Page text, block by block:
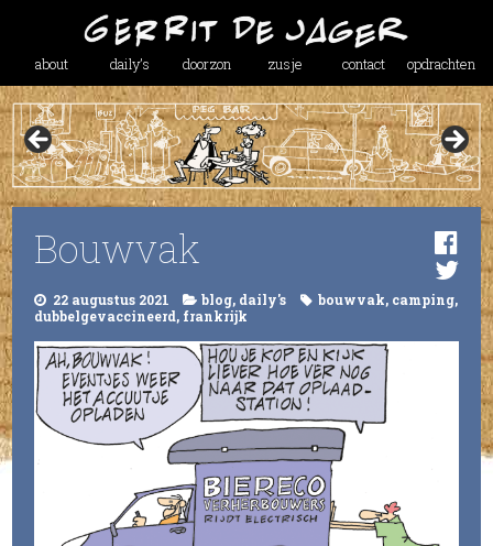
about daily’s doorzon zusje contact opdrachten
Bouwvak
22 augustus 2021 blog, daily's bouwvak, camping,
dubbelgevaccineerd, frankrijk